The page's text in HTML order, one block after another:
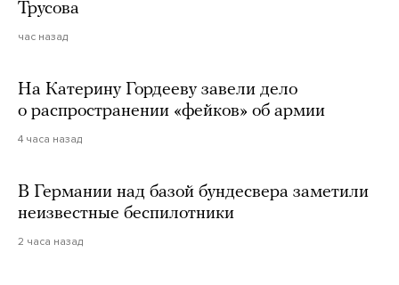
Трусова
час назад
На Катерину Гордееву завели дело
о распространении «фейков» об армии
4 часа назад
В Германии над базой бундесвера заметили
неизвестные беспилотники
2 часа назад